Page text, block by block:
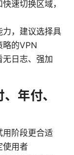
速切换区域，
力，建议选择具
略的VPN
无日志、强加
年付、
用阶段更合适
使用者